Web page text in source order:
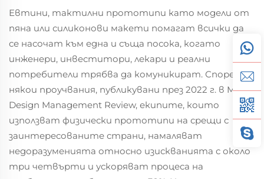
Евтини, тактилни прототипи като модели от
пяна или силиконови макети помагат всички да
се насочат към една и съща посока, когато
инженери, инвеститори, лекари и реални
потребители трябва да комуникират. Според
някои проучвания, публикувани през 2022 г. в MIT's
Design Management Review, екипите, които
използват физически прототипи на срещи с
заинтересованите страни, намаляват
недоразуменията относно изискванията с около
три четвърти и ускоряват процеса на